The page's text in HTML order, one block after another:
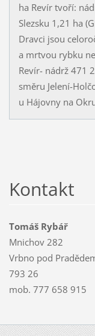
ha Revír tvoří:
Slezsku 1,21 ha
Dravci jsou
a mrtvou rybku
Revír- nádrž 471
směru Jelení-
u Hájovny na
Kontakt
Tomáš Rybář
Mnichov 282
Vrbno pod
793 26
mob. 777 658 915